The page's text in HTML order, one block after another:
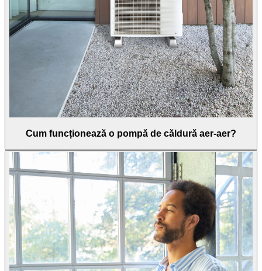
Cum funcționează o pompă de căldură aer-aer?